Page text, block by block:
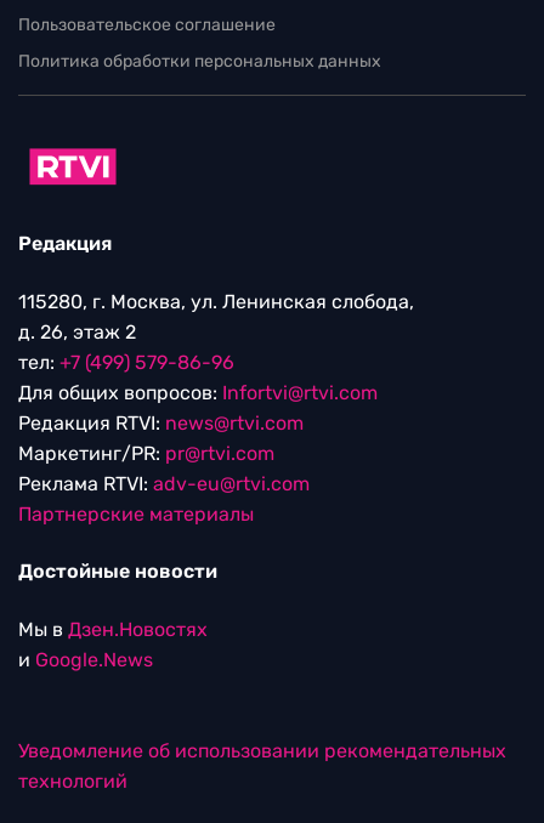
Пользовательское соглашение
Политика обработки персональных данных
Редакция
115280, г. Москва, ул. Ленинская слобода,
д. 26, этаж 2
тел: +7 (499) 579-86-96
Для общих вопросов: Infortvi@rtvi.com
Редакция RTVI: news@rtvi.com
Маркетинг/PR: pr@rtvi.com
Реклама RTVI: adv-eu@rtvi.com
Партнерские материалы
Достойные новости
Мы в Дзен.Новостях
и Google.News
Уведомление об использовании рекомендательных
технологий